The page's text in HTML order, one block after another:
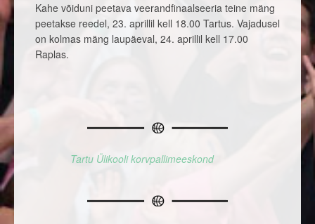
Kahe võiduni peetava veerandfinaalseeria teine mäng
peetakse reedel, 23. aprillil kell 18.00 Tartus. Vajadusel
on kolmas mäng laupäeval, 24. aprillil kell 17.00
Raplas.
Tartu Ülikooli korvpallimeeskond